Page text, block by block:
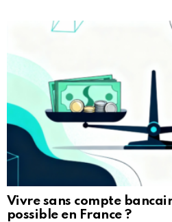
Vivre sans compte
possible en France ?